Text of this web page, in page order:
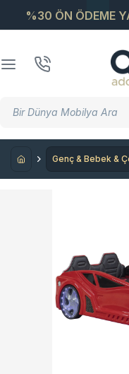
%30 ÖN ÖDEME
Genç & Bebek &